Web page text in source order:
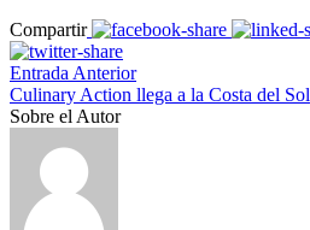
Compartir
Entrada Anterior
Culinary Action llega a la Costa del Sol
Sobre el Autor